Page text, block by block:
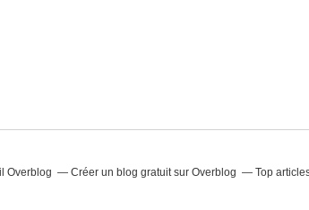
Overblog Créer un blog gratuit sur Overblog Top